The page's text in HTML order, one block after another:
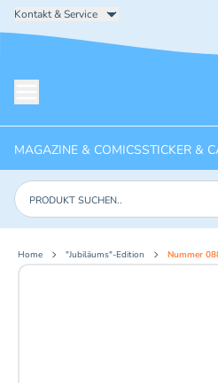
Kontakt & Service
MAGAZINE & COMICSSTICKER &
Produkte suchen
Home "Jubiläums"-Edition Nummer